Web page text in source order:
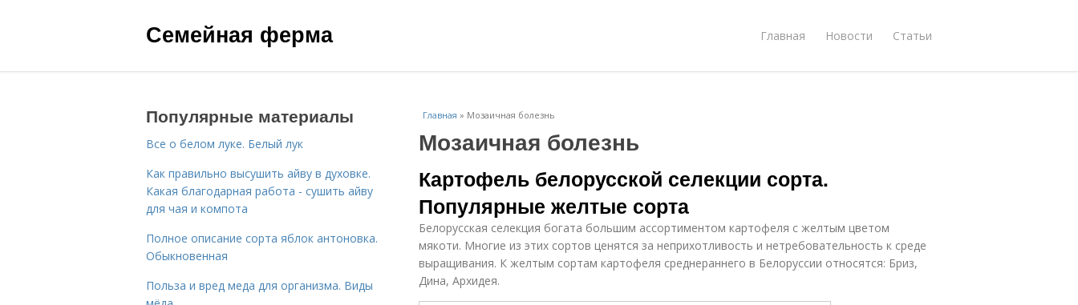
Семейная ферма Главная Новости Статьи
Главная » Мозаичная болезнь
Мозаичная болезнь
Картофель белорусской селекции сорта.
Популярные желтые сорта
Белорусская селекция богата большим ассортиментом картофеля с желтым цветом
мякоти. Многие из этих сортов ценятся за неприхотливость и нетребовательность к среде
выращивания. К желтым сортам картофеля среднераннего в Белоруссии относятся: Бриз,
Дина, Архидея.
Популярные материалы
Все о белом луке. Белый лук
Как правильно высушить айву в духовке.
Какая благодарная работа - сушить айву
для чая и компота
Полное описание сорта яблок антоновка.
Обыкновенная
Польза и вред меда для организма. Виды